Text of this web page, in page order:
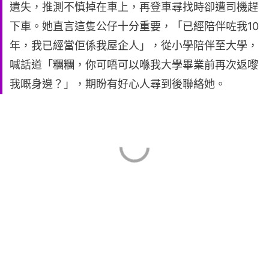
遺失，推測不慎掉在車上，再登車尋找時卻遭司機趕
下車。她直言這隻公仔十分重要，「已經陪伴咗我10
年，我已經當佢係我屋企人」，從小學陪伴至大學，
喊話道「糰糰，你可唔可以喺我大學畢業前再次返嚟
我嘅身邊？」，期盼有好心人尋到後聯絡她。